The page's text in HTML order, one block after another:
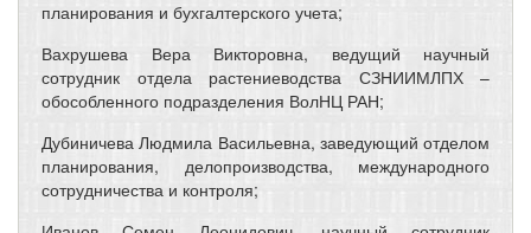
планирования и бухгалтерского учета;
Вахрушева Вера Викторовна, ведущий научный
сотрудник отдела растениеводства СЗНИИМЛПХ –
обособленного подразделения ВолНЦ РАН;
Дубиничева Людмила Васильевна, заведующий отделом
планирования, делопроизводства, международного
сотрудничества и контроля;